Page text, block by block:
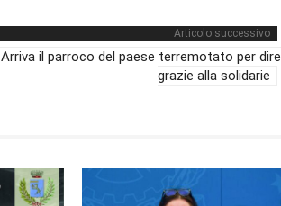
Articolo successivo
Arriva il parroco del paese terremotato per dire
grazie alla solidarie